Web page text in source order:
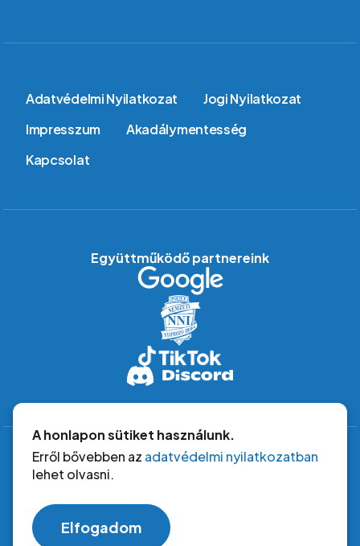
Lábléc
Adatvédelmi Nyilatkozat
Jogi Nyilatkozat
Impresszum
Akadálymentesség
Kapcsolat
Együttműködő partnereink
Copyright © 2026 biztonsagosinternet.hu. Minden jog
A honlapon sütiket használunk.
Erről bővebben az adatvédelmi nyilatkozatban
lehet olvasni.
Elfogadom